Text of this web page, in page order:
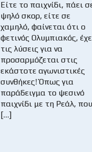
Είτε το παιχνίδι, πάει
ψηλό σκορ, είτε σε
χαμηλό, φαίνεται ότι ο
φετινός Ολυμπιακός,
τις λύσεις για να
προσαρμόζεται στις
εκάστοτε αγωνιστικές
συνθήκες! Όπως για
παράδειγμα το ψεσινό
παιχνίδι με τη Ρεάλ, που
[…]